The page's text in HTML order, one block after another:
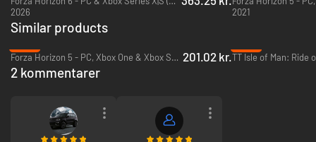
2026
2021
Similar products
Forza Horizon 5 - PC, Xbox One & Xbox Series X|S (Microsoft Store) 201.02 kr.
2 kommentarer